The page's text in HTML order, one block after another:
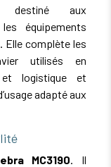
destiné aux
équipements
Elle complète les
utilisés en
et logistique et
adapté aux
MC3190 . Il